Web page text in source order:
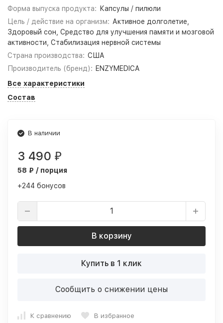
Форма выпуска продукта:
Капсулы / пилюли
Цель / действие на организм: Активное долголетие,
Здоровый сон, Средство для улучшения памяти и мозговой
активности, Стабилизация нервной системы
Страна производства: США
Производитель (бренд): ENZYMEDICA
Все характеристики
Состав
В наличии
3 490 ₽
58 ₽ / порция
+244 бонусов
В корзину
Купить в 1 клик
Сообщить о снижении цены
К сравнению В избранное